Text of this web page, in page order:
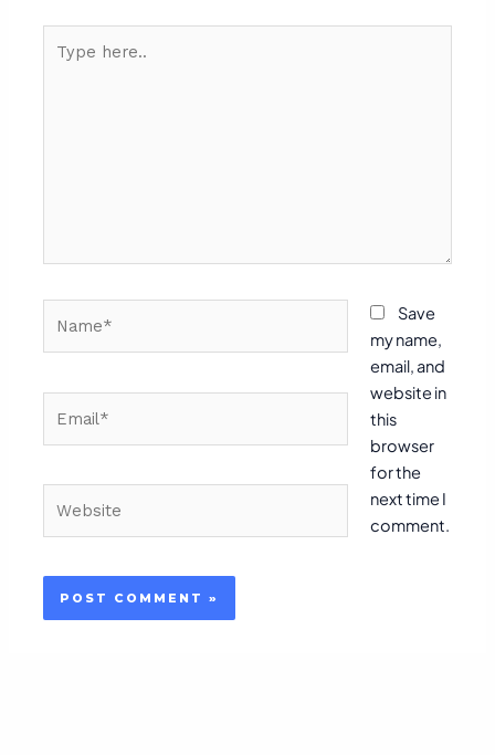
here..
Save
my name,
email, and
website in
this
browser
for the
next time I
comment.